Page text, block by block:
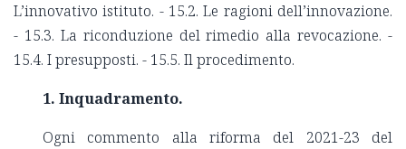
L’innovativo istituto. - 15.2. Le ragioni dell’innovazione.
- 15.3. La riconduzione del rimedio alla revocazione. -
15.4. I presupposti. - 15.5. Il procedimento.
1. Inquadramento.
Ogni commento alla riforma del 2021-23 del